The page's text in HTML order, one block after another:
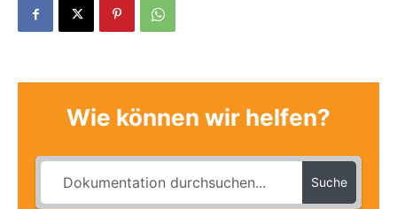
Wie können wir helfen?
Suche